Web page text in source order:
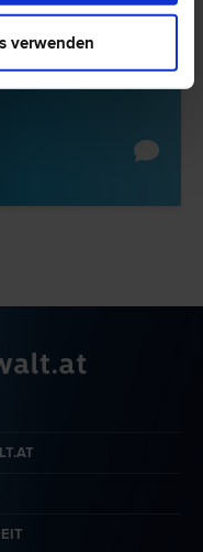
verwenden
| Zivil­